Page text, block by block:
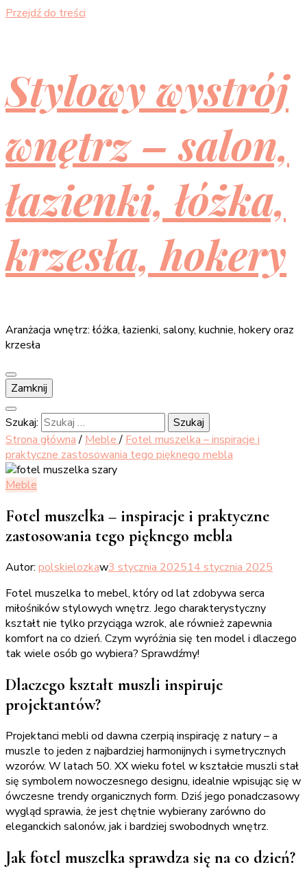
Przejdź do treści
Stylowy wystrój
wnętrz – salon,
łazienki, łóżka,
krzesła, hokery
Aranżacja wnętrz: łóżka, łazienki, salony, kuchnie, hokery oraz
krzesła
Zamknij
Szukaj:
Strona główna / Meble/ Fotel muszelka – inspiracje i
praktyczne zastosowania tego pięknego mebla
Meble
Fotel muszelka – inspiracje i praktyczne
zastosowania tego pięknego mebla
Autor: polskielozkaw3 stycznia 202514 stycznia 2025
Fotel muszelka to mebel, który od lat zdobywa serca
miłośników stylowych wnętrz. Jego charakterystyczny
kształt nie tylko przyciąga wzrok, ale również zapewnia
komfort na co dzień. Czym wyróżnia się ten model i dlaczego
tak wiele osób go wybiera? Sprawdźmy!
Dlaczego kształt muszli inspiruje
projektantów?
Projektanci mebli od dawna czerpią inspirację z natury – a
muszle to jeden z najbardziej harmonijnych i symetrycznych
wzorów. W latach 50. XX wieku fotel w kształcie muszli stał
się symbolem nowoczesnego designu, idealnie wpisując się w
ówczesne trendy organicznych form. Dziś jego ponadczasowy
wygląd sprawia, że jest chętnie wybierany zarówno do
eleganckich salonów, jak i bardziej swobodnych wnętrz.
Jak fotel muszelka sprawdza się na co dzień?